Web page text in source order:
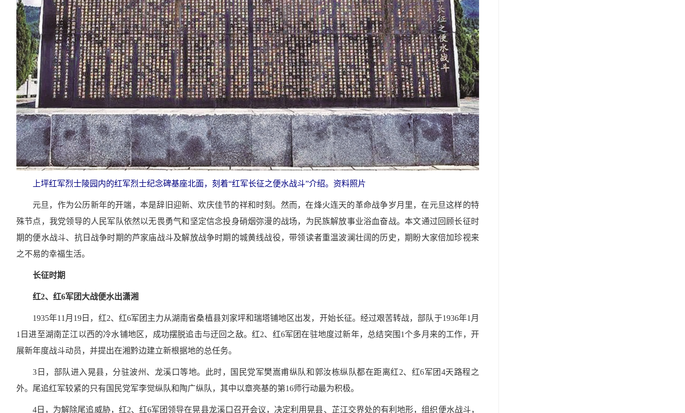
上坪红军烈士陵园内的红军烈士纪念碑基座北面，刻着“红军长征之便水战斗”介绍。资料照片
元旦，作为公历新年的开端，本是辞旧迎新、欢庆佳节的祥和时刻。然而，在烽火连天的革命战争岁月里，在元旦这样的特
殊节点，我党领导的人民军队依然以无畏勇气和坚定信念投身硝烟弥漫的战场，为民族解放事业浴血奋战。本文通过回顾长征时
期的便水战斗、抗日战争时期的芦家庙战斗及解放战争时期的城黄线战役，带领读者重温波澜壮阔的历史，期盼大家倍加珍视来
之不易的幸福生活。
长征时期
红2、红6军团大战便水出潇湘
1935年11月19日，红2、红6军团主力从湖南省桑植县刘家坪和瑞塔铺地区出发，开始长征。经过艰苦转战，部队于1936年1月
1日进至湖南芷江以西的冷水铺地区，成功摆脱追击与迂回之敌。红2、红6军团在驻地度过新年，总结突围1个多月来的工作，开
展新年度战斗动员，并提出在湘黔边建立新根据地的总任务。
3日，部队进入晃县，分驻波州、龙溪口等地。此时，国民党军樊嵩甫纵队和郭汝栋纵队都在距离红2、红6军团4天路程之
外。尾追红军较紧的只有国民党军李觉纵队和陶广纵队，其中以章亮基的第16师行动最为积极。
4日，为解除尾追威胁，红2、红6军团领导在晃县龙溪口召开会议，决定利用晃县、芷江交界处的有利地形，组织便水战斗，